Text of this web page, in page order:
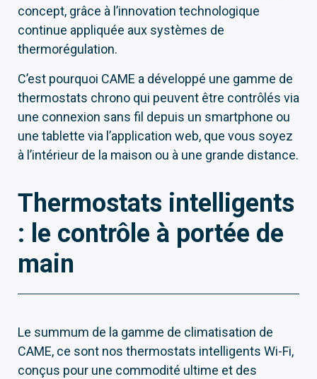
concept, grâce à l’innovation technologique
continue appliquée aux systèmes de
thermorégulation.
C’est pourquoi CAME a développé une gamme de
thermostats chrono qui peuvent être contrôlés via
une connexion sans fil depuis un smartphone ou
une tablette via l’application web, que vous soyez
à l’intérieur de la maison ou à une grande distance.
Thermostats intelligents
: le contrôle à portée de
main
Le summum de la gamme de climatisation de
CAME, ce sont nos thermostats intelligents Wi-Fi,
conçus pour une commodité ultime et des